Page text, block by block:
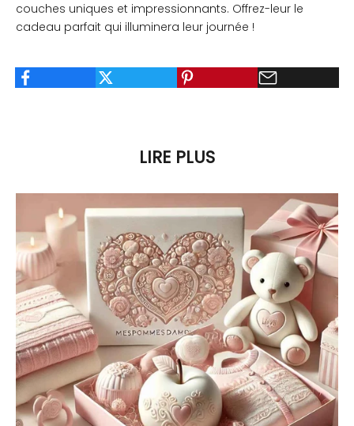
couches uniques et impressionnants. Offrez-leur le
cadeau parfait qui illuminera leur journée !
LIRE PLUS